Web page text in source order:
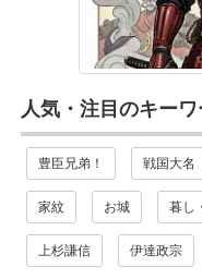
人気・注目のキーワ
豊臣兄弟！ 戦国大名
家紋 お城 暮し
上杉謙信 伊達政宗